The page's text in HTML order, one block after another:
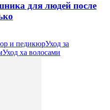
для людей после
и педикюрУход за
Уход ха волосами